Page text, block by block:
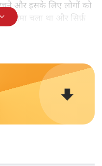
रचने और इसके लिए लोगों को
चला था और सिर्फ़
थी।